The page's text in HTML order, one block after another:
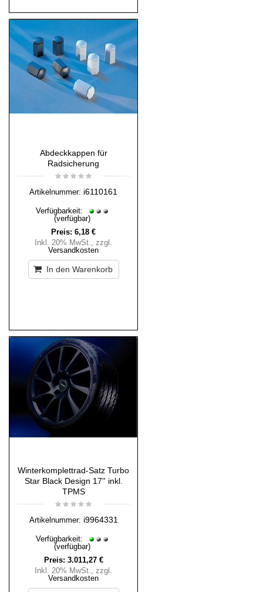
Abdeckkappen für
Radsicherung
Artikelnummer: i6110161
Verfügbarkeit:
(verfügbar)
Preis: 6,18 €
Inkl. 20% MwSt., zzgl.
Versandkosten
In den Warenkorb
Winterkomplettrad-Satz Turbo
Star Black Design 17'' inkl.
TPMS
Artikelnummer: i9964331
Verfügbarkeit:
(verfügbar)
Preis: 3.011,27 €
Inkl. 20% MwSt., zzgl.
Versandkosten